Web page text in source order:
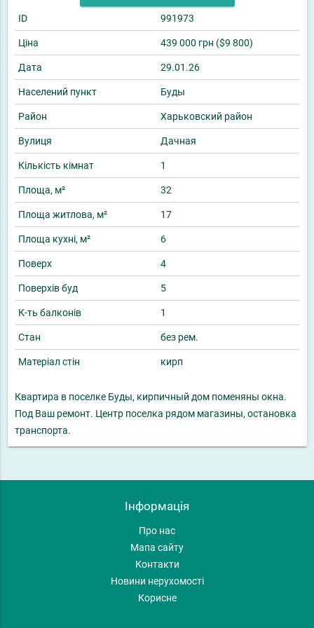
ID 991973
Ціна 439 000 грн ($9 800)
Дата 29.01.26
Населений пункт Буды
Район Харьковский район
Вулиця Дачная
Кількість кімнат 1
Площа, м² 32
Площа житлова, м² 17
Площа кухні, м² 6
Поверх 4
Поверхів буд 5
К-ть балконів 1
Стан без рем.
Матеріал стін кирп
Квартира в поселке Буды, кирпичный дом поменяны окна.
Под Ваш ремонт. Центр поселка рядом магазины, остановка
транспорта.
Інформація
Про нас
Мапа сайту
Контакти
Новини нерухомості
Корисне